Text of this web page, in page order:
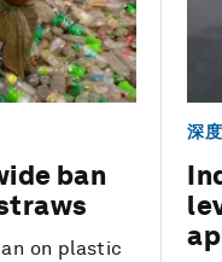
ban
on plastic
深